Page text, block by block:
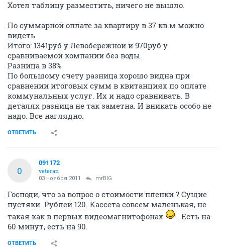
Хотел таблицу разместить, ничего не вышло.
По суммарной оплате за квартиру в 37 кв.м можно
видеть
Итого: 1341руб у Левобережной и 970руб у
сравниваемой компании без воды.
Разница в 38%
По большому счету разница хорошо видна при
сравнении итоговых сумм в квитанциях по оплате
коммунальных услуг. Их и надо сравнивать. В
деталях разница не так заметна. И вникать особо не
надо. Все наглядно.
ОТВЕТИТЬ
0
091172
veteran
03 ноября 2011 mrBIG
Господи, что за вопрос о стоимости пленки ? Сущие
пустяки. Рублей 120. Кассета совсем маленькая, не
такая как в первых видеомагнитофонах
. Есть на
60 минут, есть на 90.
ОТВЕТИТЬ